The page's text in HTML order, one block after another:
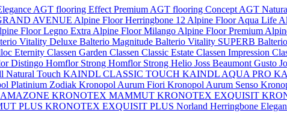
AGT flooring Effect Premium AGT flooring Concept AGT
AVENUE Alpine Floor Herringbone 12 Alpine Floor Aqua Life
Floor Legno Extra Alpine Floor Milango Alpine Floor Premium
Vitality Deluxe Balterio Magnitude Balterio Vitality SUPERB
Eternity Classen Garden Classen Classic Estate Classen Impression
Distingo Homflor Strong Homflor Strong Helio Joss Beaumont Gusto
Natural Touch KAINDL CLASSIC TOUCH KAINDL AQUA PRO
Platinium Zodiak Kronopol Aurum Fiori Kronopol Aurum Senso
KRONOTEX MAMMUT KRONOTEX EXQUISIT
PLUS KRONOTEX EXQUISIT PLUS Norland Herringbone